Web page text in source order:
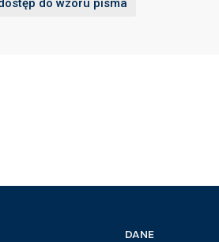
do wzoru pisma
DANE